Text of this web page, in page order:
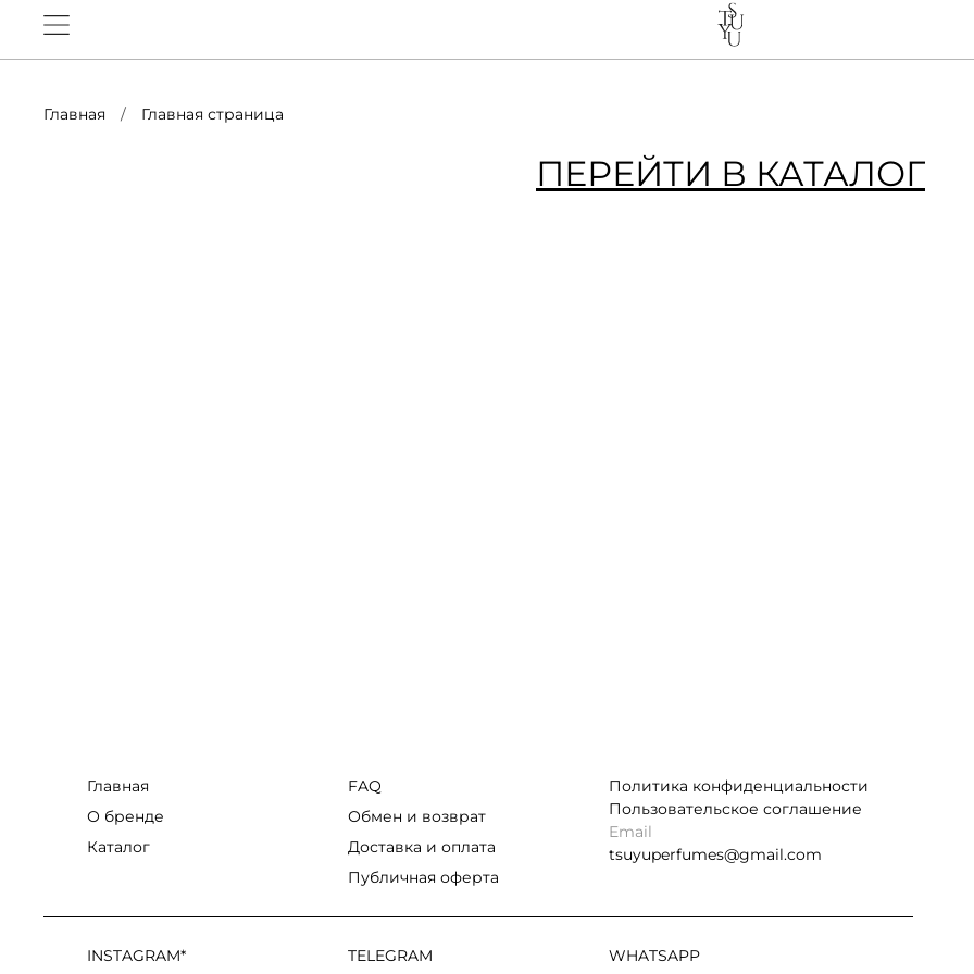
Главная Главная страница
ПЕРЕЙТИ В КАТАЛОГ
Главная
О бренде
Каталог
FAQ
Обмен и возврат
Доставка и оплата
Публичная оферта
Политика конфиденциальности
Пользовательское соглашение
Email
tsuyuperfumes@gmail.com
INSTAGRAM* TELEGRAM WHATSAPP